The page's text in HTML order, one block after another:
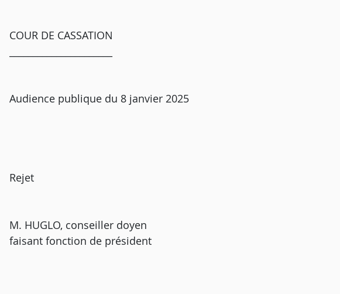
COUR DE CASSATION
Audience publique du 8 janvier 2025
Rejet
M. HUGLO, conseiller doyen
faisant fonction de président